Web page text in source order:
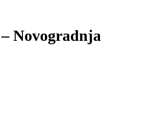
Novogradnja